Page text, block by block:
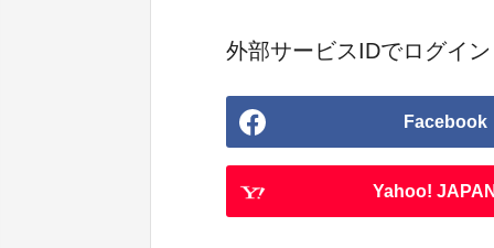
外部サービスIDでログイン
Facebook
Yahoo!